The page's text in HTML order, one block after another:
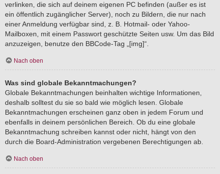
verlinken, die sich auf deinem eigenen PC befinden (außer es ist
ein öffentlich zugänglicher Server), noch zu Bildern, die nur nach
einer Anmeldung verfügbar sind, z. B. Hotmail- oder Yahoo-
Mailboxen, mit einem Passwort geschützte Seiten usw. Um das Bild
anzuzeigen, benutze den BBCode-Tag „[img]“.
Nach oben
Was sind globale Bekanntmachungen?
Globale Bekanntmachungen beinhalten wichtige Informationen,
deshalb solltest du sie so bald wie möglich lesen. Globale
Bekanntmachungen erscheinen ganz oben in jedem Forum und
ebenfalls in deinem persönlichen Bereich. Ob du eine globale
Bekanntmachung schreiben kannst oder nicht, hängt von den
durch die Board-Administration vergebenen Berechtigungen ab.
Nach oben